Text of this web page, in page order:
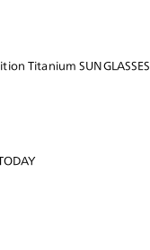
Titanium SUNGLASSES